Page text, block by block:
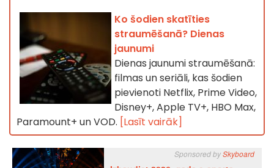
Ko šodien skatīties
straumēšanā? Dienas
jaunumi
Dienas jaunumi straumēšanā:
filmas un seriāli, kas šodien
pievienoti Netflix, Prime Video,
Disney+, Apple TV+, HBO Max,
Paramount+ un VOD. [Lasīt vairāk]